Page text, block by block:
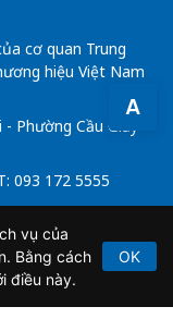
A
cơ quan Trung
hiệu Việt Nam
Phường Cầu Giấy -
093 172 5555
BTTTT do Bộ
vụ của
Bằng cách
điều này.
OK